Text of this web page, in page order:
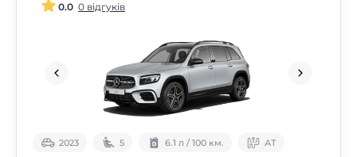
0.0 0 відгуків
2023 5 6.1 л / 100 км. АТ